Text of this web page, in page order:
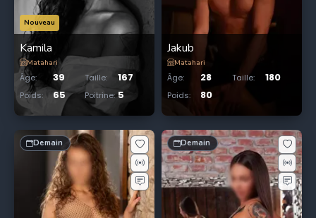
Nouveau
Kamila
Matahari
Âge: 39 Taille: 167
Poids: 65 Poitrine: 5
Jakub
Matahari
Âge: 28 Taille: 180
Poids: 80
Demain Demain